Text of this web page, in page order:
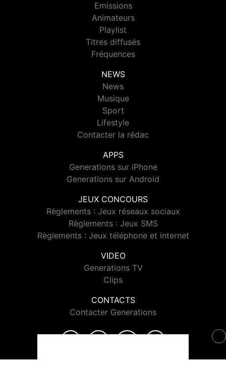
Emissions
Animateurs
Playlist
Titres diffusés
Fréquences
NEWS
News
Musique
Sport
Lifestyle
Contacter la rédac
APPS
Generations sur iPhone
Generations sur Android
JEUX CONCOURS
Règlements : Jeux réseaux sociaux
Règlements : Jeux SMS
Règlements : Jeux téléphone et internet
VIDEO
Generations TV
Clips
CONTACTS
Contacter Generations